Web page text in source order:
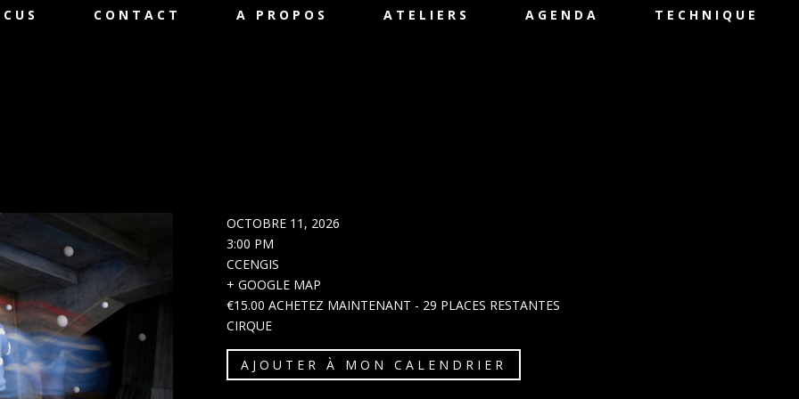
CONTACT A PROPOS ATELIERS AGENDA TECHNIQUE
OCTOBRE 11, 2026
3:00 PM
CCENGIS
+ GOOGLE MAP
€15.00 ACHETEZ MAINTENANT - 29 PLACES RESTANTES
CIRQUE
AJOUTER À MON CALENDRIER